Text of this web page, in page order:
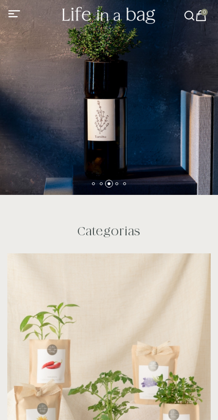
0
Grow Cork Personalizado
Tem um evento especial e gostaria de surpreender
com algo diferente e original?
Categorias